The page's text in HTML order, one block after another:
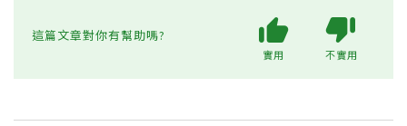
這篇文章對你有幫助嗎?
實用 不實用